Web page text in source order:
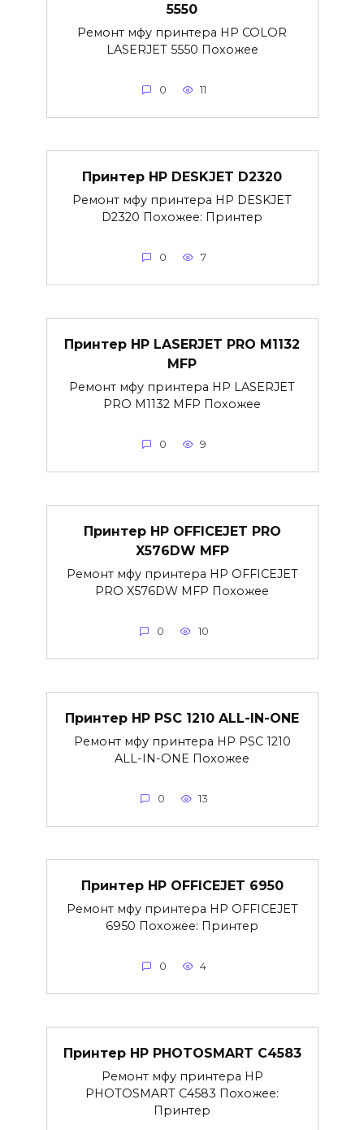
5550
Ремонт мфу принтера HP COLOR
LASERJET 5550 Похожее
0 11
Принтер HP DESKJET D2320
Ремонт мфу принтера HP DESKJET
D2320 Похожее: Принтер
0 7
Принтер HP LASERJET PRO M1132
MFP
Ремонт мфу принтера HP LASERJET
PRO M1132 MFP Похожее
0 9
Принтер HP OFFICEJET PRO
X576DW MFP
Ремонт мфу принтера HP OFFICEJET
PRO X576DW MFP Похожее
0 10
Принтер HP PSC 1210 ALL-IN-ONE
Ремонт мфу принтера HP PSC 1210
ALL-IN-ONE Похожее
0 13
Принтер HP OFFICEJET 6950
Ремонт мфу принтера HP OFFICEJET
6950 Похожее: Принтер
0 4
Принтер HP PHOTOSMART C4583
Ремонт мфу принтера HP
PHOTOSMART C4583 Похожее:
Принтер